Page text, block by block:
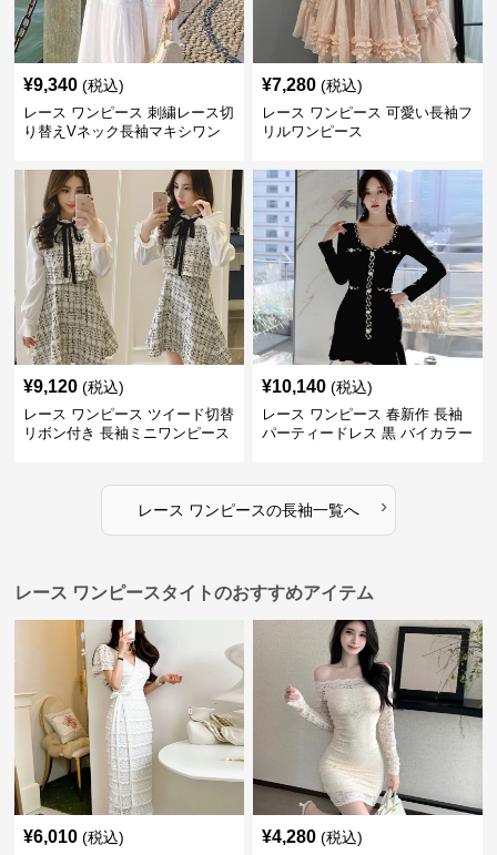
¥9,340 (税込)
レース ワンピース 刺繍レース切
り替えVネック長袖マキシワン
¥7,280 (税込)
レース ワンピース 可愛い長袖フ
リルワンピース
¥9,120 (税込)
レース ワンピース ツイード切替
リボン付き 長袖ミニワンピース
¥10,140 (税込)
レース ワンピース 春新作 長袖
パーティードレス 黒 バイカラー
レース ワンピースの長袖一覧へ ›
レース ワンピースタイトのおすすめアイテム
¥6,010 (税込) ¥4,280 (税込)